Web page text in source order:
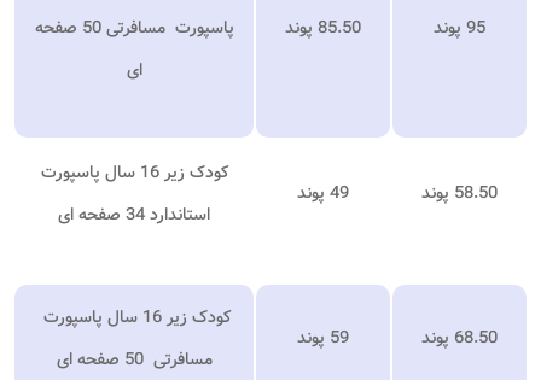
95 پوند 85.50 پوند
پاسپورت مسافرتی 50 صفحه
ای
58.50 پوند 49 پوند
کودک زیر 16 سال پاسپورت
استاندارد 34 صفحه ای
68.50 پوند 59 پوند
کودک زیر 16 سال پاسپورت
مسافرتی 50 صفحه ای